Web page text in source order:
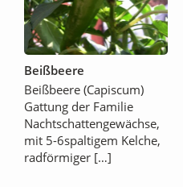
Beißbeere
Beißbeere (Capiscum)
Gattung der Familie
Nachtschattengewächse,
mit 5-6spaltigem Kelche,
radförmiger […]